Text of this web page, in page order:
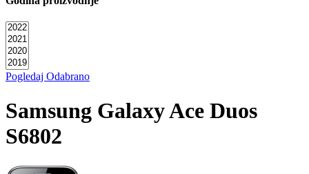
Pogledaj Odabrano
Samsung Galaxy Ace Duos
S6802